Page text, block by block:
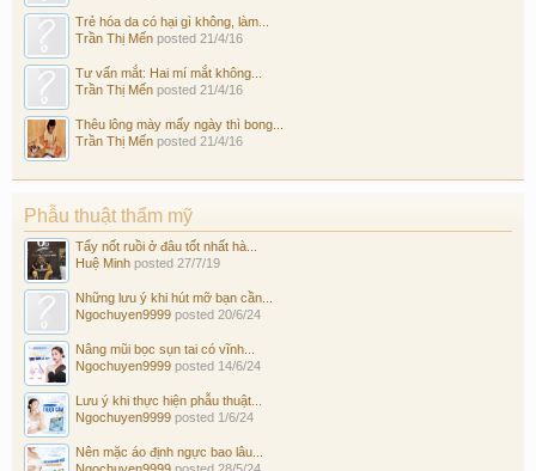
Trẻ hóa da có hại gì không, làm...
Trần Thị Mến posted 21/4/16
Tư vấn mắt: Hai mí mắt không...
Trần Thị Mến posted 21/4/16
Thêu lông mày mấy ngày thì bong...
Trần Thị Mến posted 21/4/16
Phẫu thuật thẩm mỹ
Tẩy nốt ruồi ở đâu tốt nhất hà...
Huệ Minh posted 27/7/19
Những lưu ý khi hút mỡ bạn cần...
Ngochuyen9999 posted 20/6/24
Nâng mũi bọc sụn tai có vĩnh...
Ngochuyen9999 posted 14/6/24
Lưu ý khi thực hiện phẫu thuật...
Ngochuyen9999 posted 1/6/24
Nên mặc áo định ngực bao lâu...